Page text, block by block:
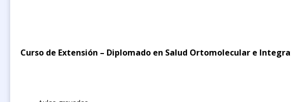
Curso de Extensión – Diplomado en Salud Ortomolecular e